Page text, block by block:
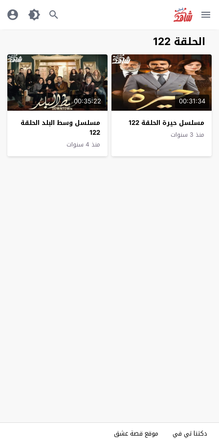
الحلقة 122
00:31:34
مسلسل حيرة الحلقة 122
منذ 3 سنوات
00:35:22
مسلسل وسط البلد الحلقة
122
منذ 4 سنوات
دكتنا تي في موقع قصة عشق